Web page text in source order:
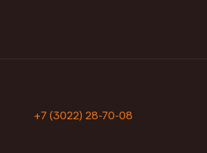
+7 (3022) 28-70-08